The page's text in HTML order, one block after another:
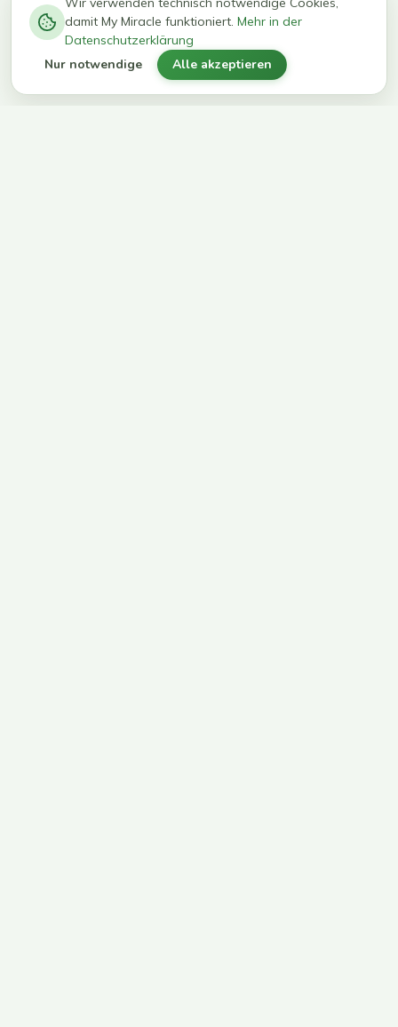
kg in 12
Wochen
erreichen
ihr Ziel
damit My Miracle funktioniert. Mehr in der
Datenschutzerklärung
Nur notwendige Alle akzeptieren